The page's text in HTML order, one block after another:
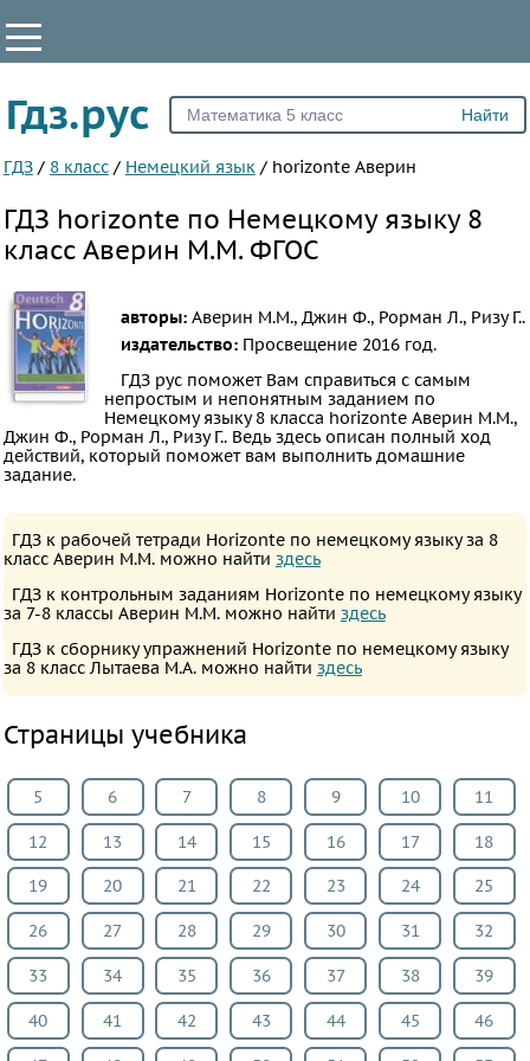
Все
2
4
5
6
7
8
9
10
11
ПРЕДМЕТЫ
Все
предметы
Математика
Английский
язык
Алгебра
Геометрия
Физика
Химия
Немецкий
язык
Белорусский
язык
Французский
Гдз.рус
ГДЗ / 8 класс / Немецкий язык / horizonte Аверин
ГДЗ horizonte по Немецкому языку 8
класс Аверин М.М. ФГОС
авторы: Аверин М.М., Джин Ф., Рорман Л., Ризу Г..
издательство: Просвещение2016 год.
ГДЗ рус поможет Вам справиться с самым
непростым и непонятным заданием по
Немецкому языку 8 класса horizonte Аверин М.М.,
Джин Ф., Рорман Л., Ризу Г.. Ведь здесь описан полный ход
действий, который поможет вам выполнить домашние
задание.
ГДЗ к рабочей тетради Horizonte по немецкому языку за 8
класс Аверин М.М. можно найти здесь
ГДЗ к контрольным заданиям Horizonte по немецкому языку
за 7-8 классы Аверин М.М. можно найти здесь
ГДЗ к сборнику упражнений Horizonte по немецкому языку
за 8 класс Лытаева М.А. можно найти здесь
Страницы учебника
5 6 7 8 9 10 11
12 13 14 15 16 17 18
19 20 21 22 23 24 25
26 27 28 29 30 31 32
33 34 35 36 37 38 39
40 41 42 43 44 45 46